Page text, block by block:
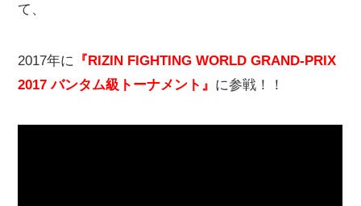
て、
2017年に 『RIZIN FIGHTING WORLD GRAND-PRIX
2017 バンタム級トーナメント』 に参戦！！